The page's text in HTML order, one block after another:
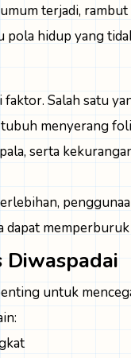
terjadi,
pola hidup yang
Salah satu
menyerang
serta
Diwaspadai
untuk